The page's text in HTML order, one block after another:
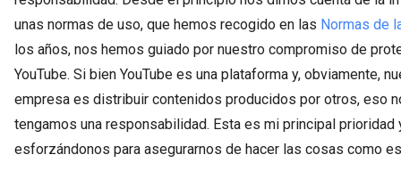
unas normas de uso, que hemos recogido en las Normas de
los años, nos hemos guiado por nuestro compromiso de
YouTube. Si bien YouTube es una plataforma y, obviamente,
empresa es distribuir contenidos producidos por otros, eso
tengamos una responsabilidad. Esta es mi principal prioridad
esforzándonos para asegurarnos de hacer las cosas como